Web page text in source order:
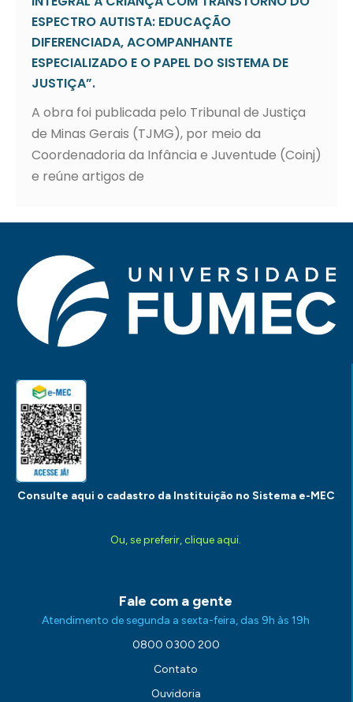
ESPECTRO AUTISTA: EDUCAÇÃO
DIFERENCIADA, ACOMPANHANTE
ESPECIALIZADO E O PAPEL DO SISTEMA DE
JUSTIÇA”.
A obra foi publicada pelo Tribunal de Justiça
de Minas Gerais (TJMG), por meio da
Coordenadoria da Infância e Juventude (Coinj)
e reúne artigos de
Consulte aqui o cadastro da Instituição no Sistema e-MEC
Ou, se preferir, clique aqui.
Fale com a gente
Atendimento de segunda a sexta-feira, das 9h às 19h
0800 0300 200
Contato
Ouvidoria